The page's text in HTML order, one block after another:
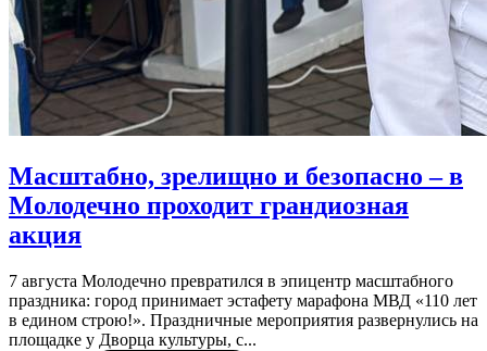
Масштабно, зрелищно и безопасно – в
Молодечно проходит грандиозная
акция
7 августа Молодечно превратился в эпицентр масштабного
праздника: город принимает эстафету марафона МВД «110 лет
в едином строю!». Праздничные мероприятия развернулись на
площадке у Дворца культуры, с...